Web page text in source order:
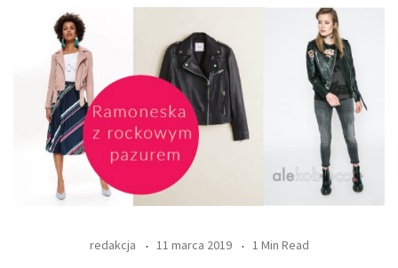
redakcja 11 marca 2019 1 Min Read